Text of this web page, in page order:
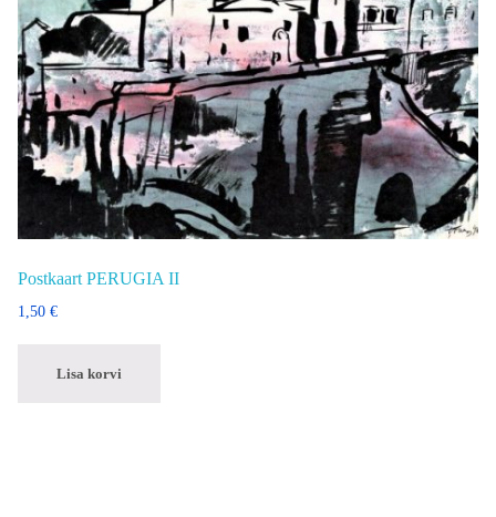
Postkaart PERUGIA II
1,50 €
Lisa korvi